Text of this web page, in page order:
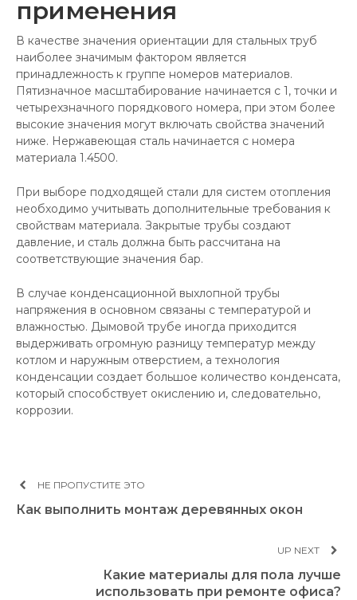
применения
В качестве значения ориентации для стальных труб
наиболее значимым фактором является
принадлежность к группе номеров материалов.
Пятизначное масштабирование начинается с 1, точки и
четырехзначного порядкового номера, при этом более
высокие значения могут включать свойства значений
ниже. Нержавеющая сталь начинается с номера
материала 1.4500.
При выборе подходящей стали для систем отопления
необходимо учитывать дополнительные требования к
свойствам материала. Закрытые трубы создают
давление, и сталь должна быть рассчитана на
соответствующие значения бар.
В случае конденсационной выхлопной трубы
напряжения в основном связаны с температурой и
влажностью. Дымовой трубе иногда приходится
выдерживать огромную разницу температур между
котлом и наружным отверстием, а технология
конденсации создает большое количество конденсата,
который способствует окислению и, следовательно,
коррозии.
НЕ ПРОПУСТИТЕ ЭТО
Как выполнить монтаж деревянных окон
UP NEXT
Какие материалы для пола лучше
использовать при ремонте офиса?